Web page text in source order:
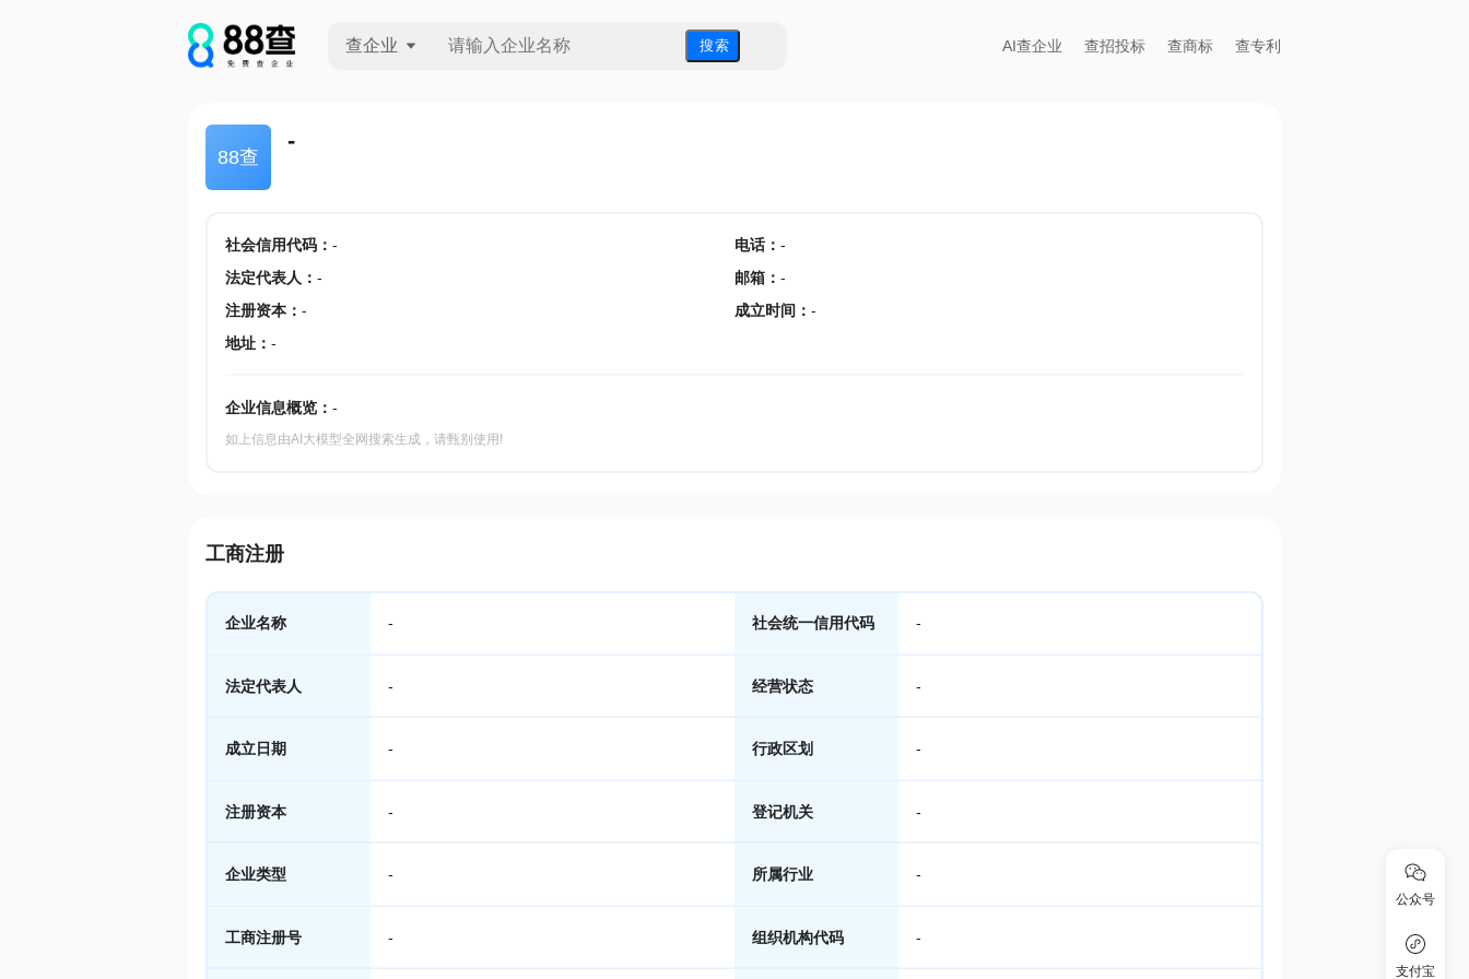
查企业 搜 索 AI查企业 查招投标 查商标 查专利
88查
-
社会信用代码： - 电话： -
法定代表人 ： - 邮箱 ： -
注册资本： - 成立时间 ： -
地址： -
企业信息概览： -
如上信息由AI大模型全网搜索生成，请甄别使用!
工商注册
企业名称 - 社会统一信用代码 -
法定代表人 - 经营状态 -
成立日期 - 行政区划 -
注册资本 - 登记机关 -
企业类型 - 所属行业 -
工商注册号 - 组织机构代码 -
公众号
支付宝